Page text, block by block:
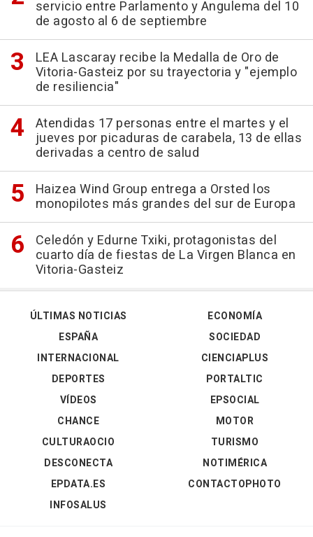
servicio entre Parlamento y Angulema del 10
de agosto al 6 de septiembre
LEA Lascaray recibe la Medalla de Oro de
Vitoria-Gasteiz por su trayectoria y "ejemplo
de resiliencia"
Atendidas 17 personas entre el martes y el
jueves por picaduras de carabela, 13 de ellas
derivadas a centro de salud
Haizea Wind Group entrega a Orsted los
monopilotes más grandes del sur de Europa
Celedón y Edurne Txiki, protagonistas del
cuarto día de fiestas de La Virgen Blanca en
Vitoria-Gasteiz
ÚLTIMAS NOTICIAS
ESPAÑA
INTERNACIONAL
DEPORTES
VÍDEOS
ECONOMÍA
SOCIEDAD
CIENCIAPLUS
PORTALTIC
EPSOCIAL
CHANCE
CULTURAOCIO
DESCONECTA
EPDATA.ES
INFOSALUS
MOTOR
TURISMO
NOTIMÉRICA
CONTACTOPHOTO